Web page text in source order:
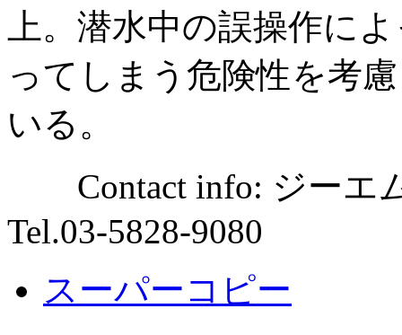
上。潜水中の誤操作に
ってしまう危険性を考
いる。
Contact info: ジー
Tel.03-5828-9080
スーパーコピー